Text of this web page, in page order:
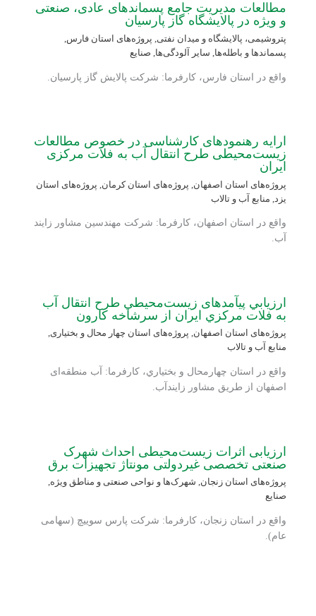
مطالعات مدیریت جامع پسماندهای عادی، صنعتی
و ویژه در پالایشگاه گاز پارسیان
پتروشیمی، پالایشگاه و میدان نفتی, پروژه‌های استان فارس,
پسماندها و باطله‌ها, سایر آلودگی‌ها, صنایع
واقع در استان فارس، کارفرما: شرکت پالایش گاز پارسیان.
ارایه رهنمودهای کارشناسی در خصوص مطالعات
زیست‌محیطی طرح انتقال آب به فلات مرکزی
ایران
پروژه‌های استان اصفهان پروژه‌های استان کرمان پروژه‌های استان
یزد
منابع آب و تالاب
واقع در استان اصفهان، کارفرما: شرکت مهندسین مشاور زایند
آب.
ارزيابي پی‏آمدهای زيست‏‌محيطي طرح انتقال آب
به فلات مركزي ايران از سرشاخه كارون
پروژه‌های استان اصفهان, پروژه‌های استان چهار محال و بختیاری,
منابع آب و تالاب
واقع در استان چهارمحال و بختياري، کارفرما: آب منطقه‌ای
اصفهان از طریق مشاور زایندآب.
ارزیابی اثرات زیست‌محیطی احداث شهرک
صنعتی تخصصی غیردولتی مونتاژ تجهیزات برق
پروژه‌های استان زنجان, شهرک‌ها و نواحی صنعتی و مناطق ویژه,
صنایع
واقع در استان زنجان، کارفرما: شرکت پارس سوییچ (سهامی
عام).